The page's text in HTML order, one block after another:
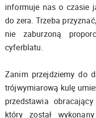
informuje nas o czasie
do zera. Trzeba
nie zaburzoną
cyferblatu.
Zanim przejdziemy do
trójwymiarową kulę
przedstawia
który został